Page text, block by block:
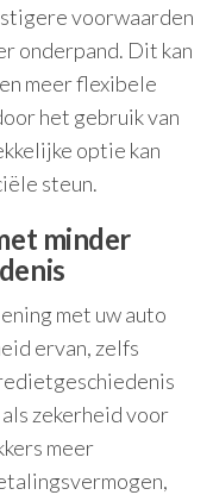
voorwaarden
onderpand. Dit kan
meer flexibele
het gebruik van
optie kan
steun.
minder
met uw auto
ervan, zelfs
zekerheid voor
meer